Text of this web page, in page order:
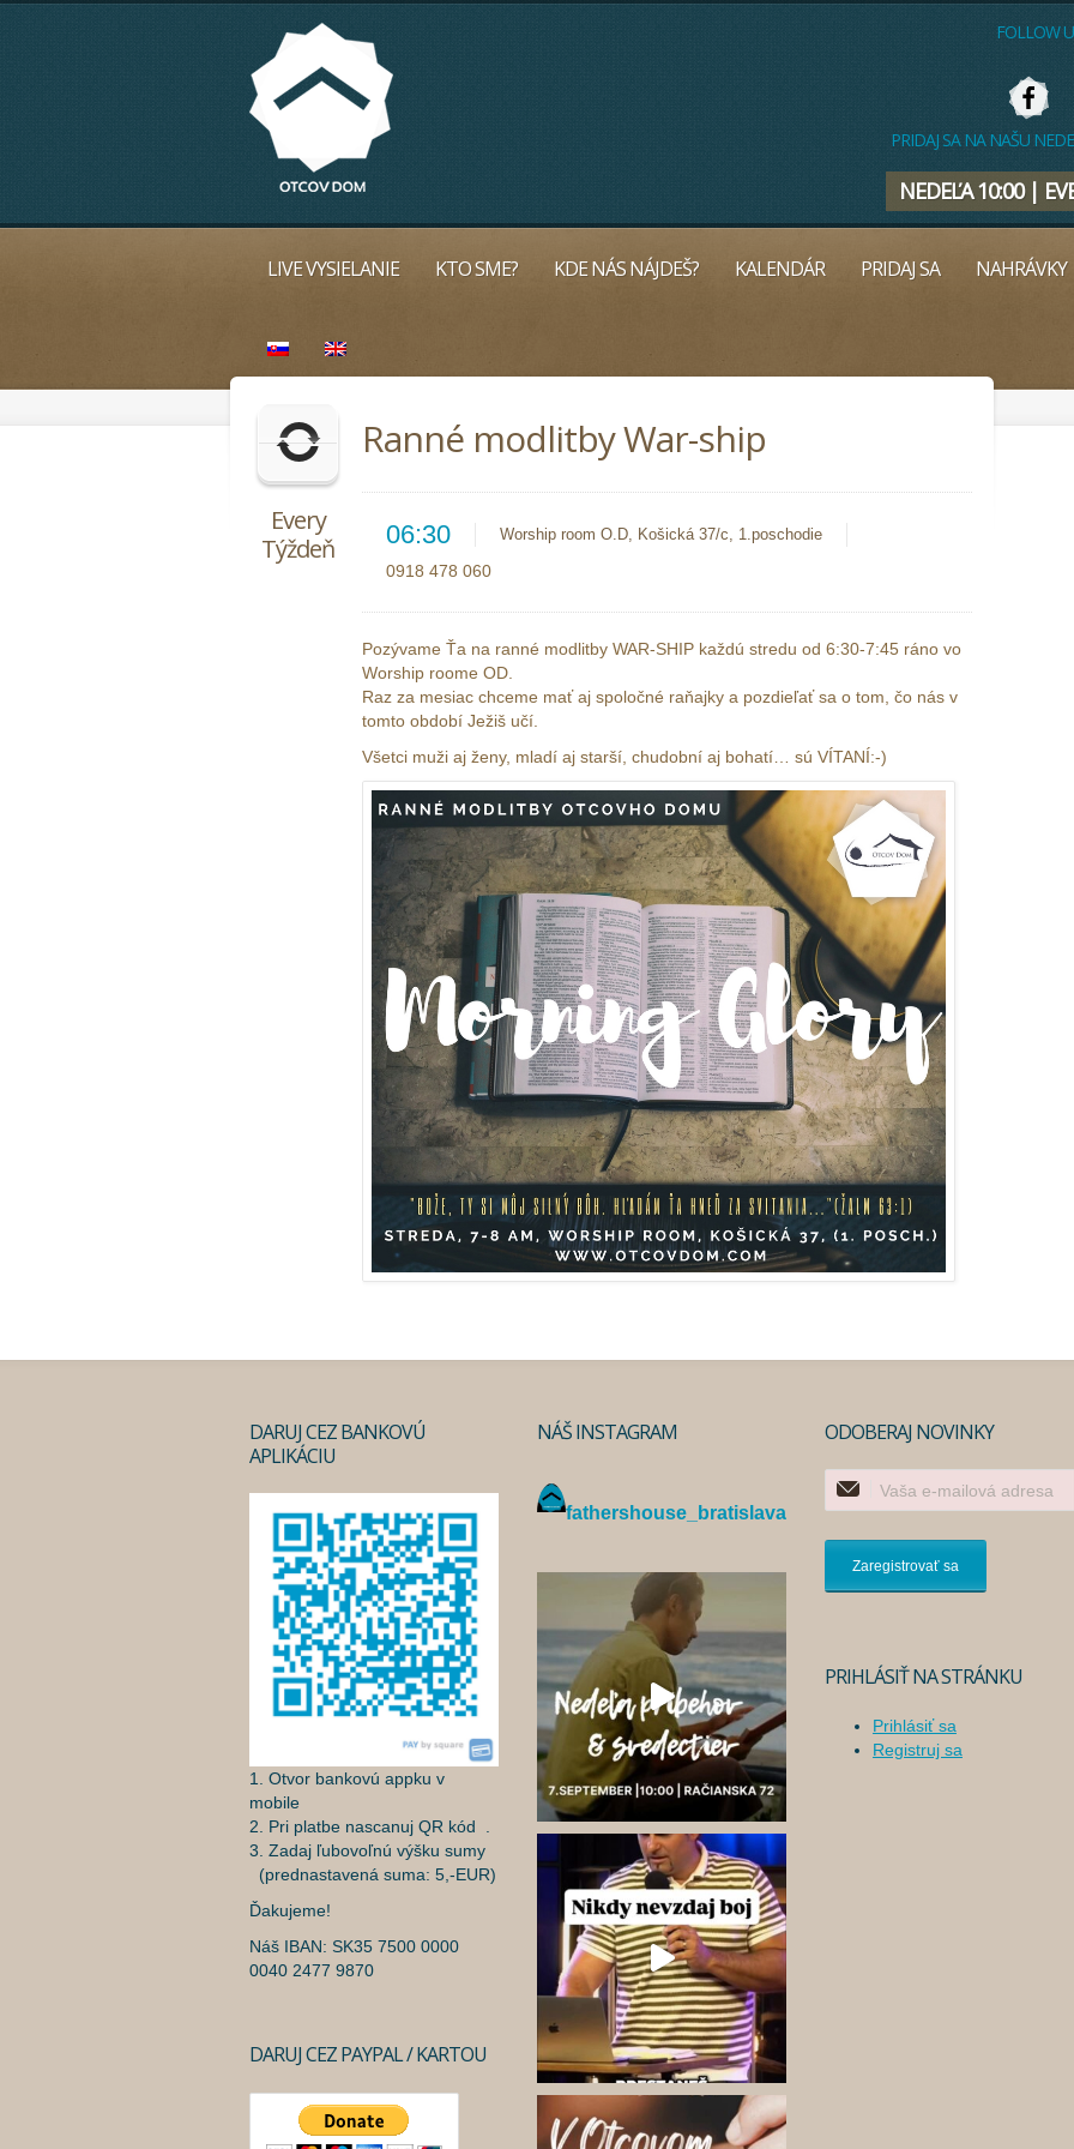
FOLLOW
PRIDAJ SA NA NAŠU
NEDEĽA 10:00 |
LIVE VYSIELANIE KTO SME? KDE NÁS NÁJDEŠ? KALENDÁR PRIDAJ SA NAHRÁVKY
Every
Týždeň
Ranné modlitby War-ship
06:30 Worship room O.D, Košická 37/c, 1.poschodie
0918 478 060
Pozývame Ťa na ranné modlitby WAR-SHIP každú stredu od 6:30-7:45 ráno vo
Worship roome OD.
Raz za mesiac chceme mať aj spoločné raňajky a pozdieľať sa o tom, čo nás v
tomto období Ježiš učí.
Všetci muži aj ženy, mladí aj starší, chudobní aj bohatí… sú VÍTANÍ:-)
DARUJ CEZ BANKOVÚ
APLIKÁCIU
1. Otvor bankovú appku v
mobile
2. Pri platbe nascanuj QR kód .
3. Zadaj ľubovoľnú výšku sumy
(prednastavená suma: 5,-EUR)
Ďakujeme!
Náš IBAN: SK35 7500 0000
0040 2477 9870
DARUJ CEZ PAYPAL / KARTOU
NÁŠ INSTAGRAM
fathershouse_bratislava
ODOBERAJ NOVINKY
PRIHLÁSIŤ NA STRÁNKU
Prihlásiť sa
Registruj sa